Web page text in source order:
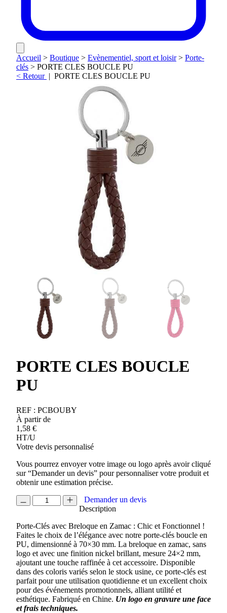
Accueil > Boutique > Evènementiel, sport et loisir> Porte-
clés > PORTE CLES BOUCLE PU
< Retour | PORTE CLES BOUCLE PU
PORTE CLES BOUCLE
PU
REF : PCBOUBY
À partir de
1,58 €
HT/U
Votre devis personnalisé
Vous pourrez envoyer votre image ou logo après avoir cliqué
sur “Demander un devis” pour personnaliser votre produit et
obtenir une estimation précise.
quantité
de
CLES
BOUCLE
PU
Demander un devis
Description
Porte-Clés avec Breloque en Zamac : Chic et Fonctionnel !
Faites le choix de l’élégance avec notre porte-clés boucle en
PU, dimensionné à 70×30 mm. La breloque en zamac, sans
logo et avec une finition nickel brillant, mesure 24×2 mm,
ajoutant une touche raffinée à cet accessoire. Disponible
dans des coloris variés selon le stock usine, ce porte-clés est
parfait pour une utilisation quotidienne et un excellent choix
pour des événements promotionnels, alliant utilité et
esthétique. Fabriqué en Chine. Un logo en gravure une face
et frais techniques.